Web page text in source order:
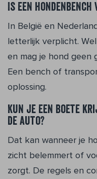
Is een
In België en
letterlijk verplicht.
en mag je hond geen
Een bench of
oplossing.
Kun je een boete
de auto?
Dat kan wanneer je
zicht belemmert of
zorgt. De regels en